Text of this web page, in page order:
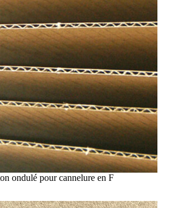
ondulé pour cannelure en F